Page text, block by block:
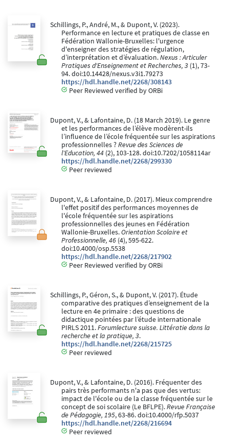
Schillings, P., André, M., & Dupont, V. (2023).
Performance en lecture et pratiques de classe en
Fédération Wallonie-Bruxelles: l'urgence
d'enseigner des stratégies de régulation,
d’interprétation et d’évaluation.Nexus : Articuler
Pratiques d'Enseignement et Recherches, 3 (1), 73-
94. doi:10.14428/nexus.v3i1.79273
https://hdl.handle.net/2268/308143
Peer Reviewed verified by ORBi
Dupont, V., & Lafontaine, D. (18 March 2019). Le genre
et les performances de l’élève modèrent-ils
l’influence de l’école fréquentée sur les aspirations
professionnelles ?Revue des Sciences de
l'Education, 44 (2), 103-128. doi:10.7202/1058114ar
https://hdl.handle.net/2268/299330
Peer reviewed
Dupont, V., & Lafontaine, D. (2017). Mieux comprendre
l'effet positif des performances moyennes de
l'école fréquentée sur les aspirations
professionnelles des jeunes en Fédération
Wallonie-Bruxelles.Orientation Scolaire et
Professionnelle, 46 (4), 595-622.
doi:10.4000/osp.5538
https://hdl.handle.net/2268/217902
Peer Reviewed verified by ORBi
Schillings, P., Géron, S., & Dupont, V. (2017). Étude
comparative des pratiques d’enseignement de la
lecture en 4e primaire : des questions de
didactique pointées par l’étude internationale
PIRLS 2011.Forumlecture suisse. Littératie dans la
recherche et la pratique, 3.
https://hdl.handle.net/2268/215725
Peer reviewed
Dupont, V., & Lafontaine, D. (2016). Fréquenter des
pairs très performants n'a pas que des vertus:
impact de l'école ou de la classe fréquentée sur le
concept de soi scolaire (Le BFLPE).Revue Française
de Pédagogie, 195, 63-86. doi:10.4000/rfp.5037
https://hdl.handle.net/2268/216694
Peer reviewed